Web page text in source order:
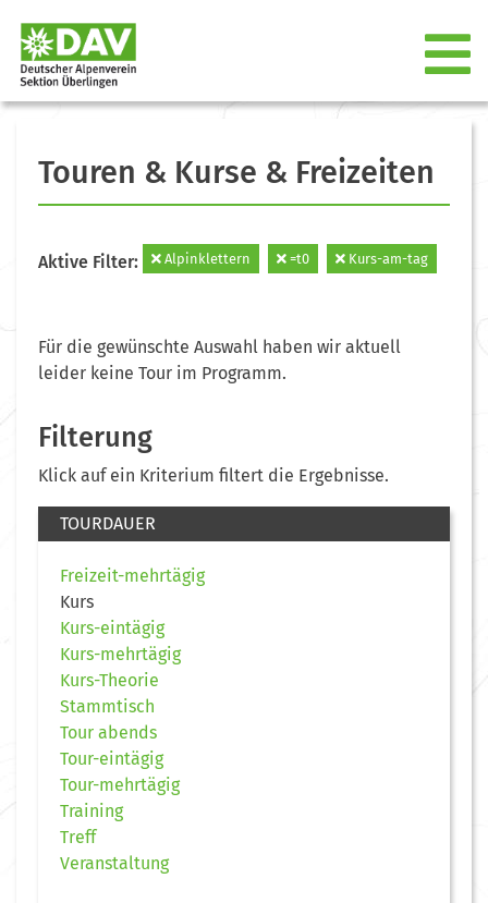
Touren & Kurse & Freizeiten
Aktive Filter: Alpinklettern =t0 Kurs-am-tag
Für die gewünschte Auswahl haben wir aktuell
leider keine Tour im Programm.
Filterung
Klick auf ein Kriterium filtert die Ergebnisse.
TOURDAUER
Freizeit-mehrtägig
Kurs
Kurs-eintägig
Kurs-mehrtägig
Kurs-Theorie
Stammtisch
Tour abends
Tour-eintägig
Tour-mehrtägig
Training
Treff
Veranstaltung